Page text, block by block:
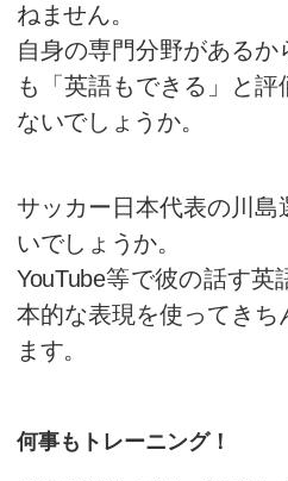
そのように呼ぶ
日本人の研究者
ロジェクトだっ
（職業柄ですが
中学英文法を知っ
あのノーベル受